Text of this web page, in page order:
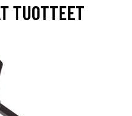
TUOTTEET